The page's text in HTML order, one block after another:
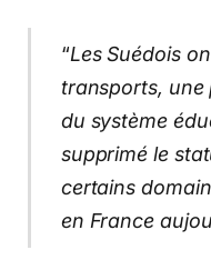
“Les Suédois
transports, une
du système
supprimé le
certains
en France